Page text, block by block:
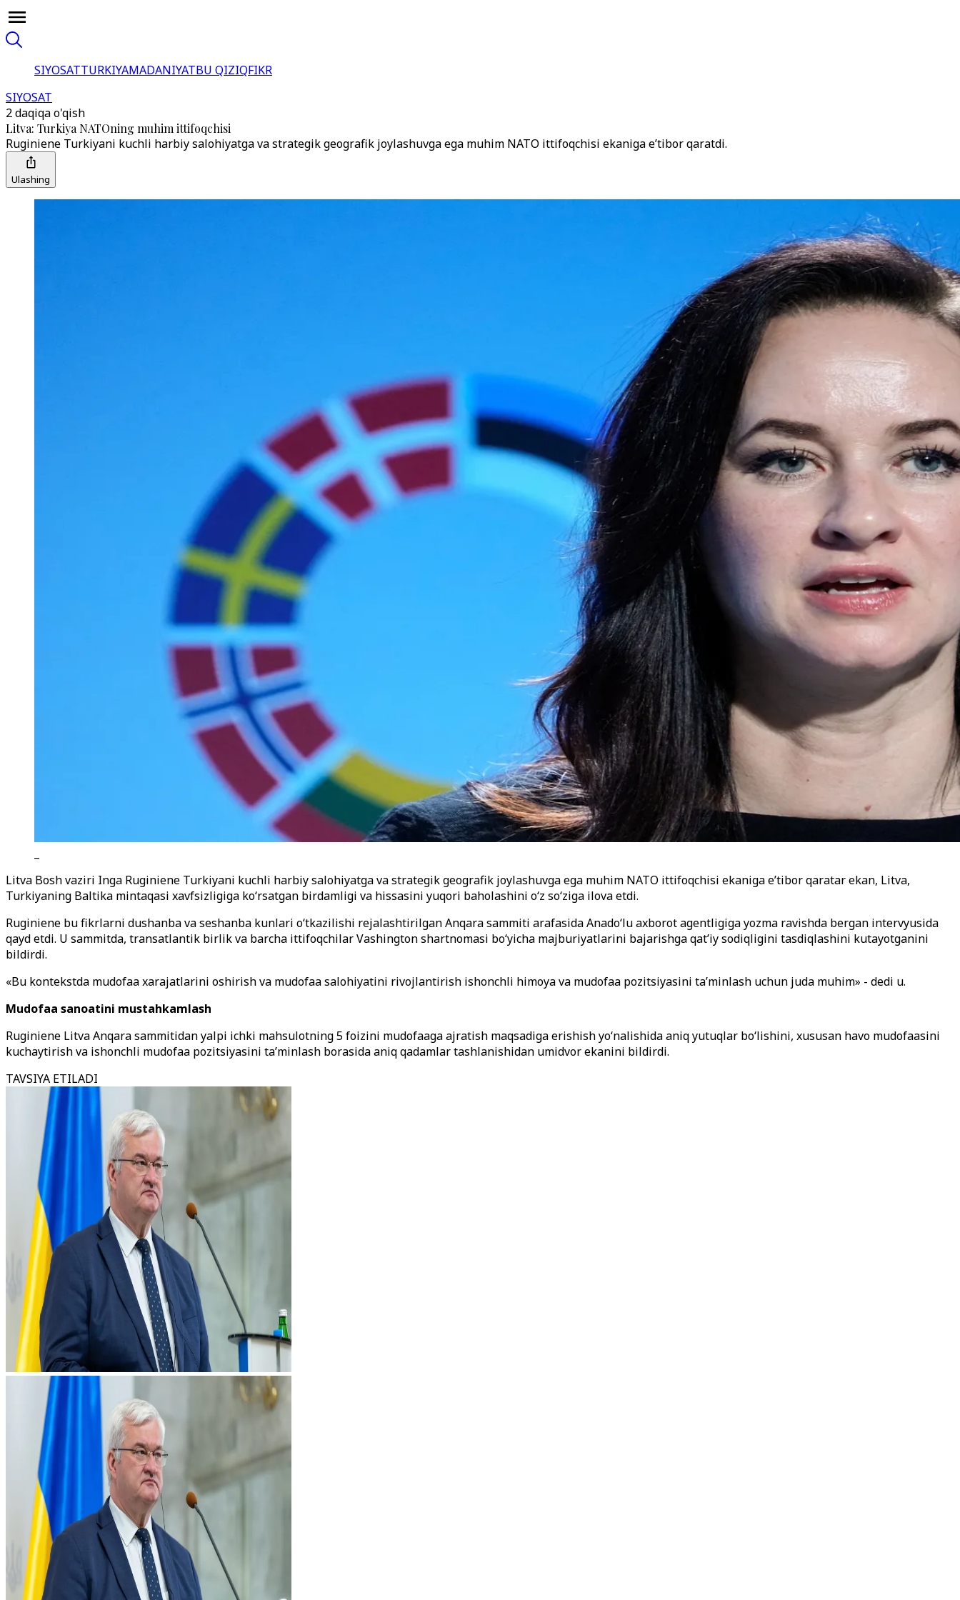
SIYOSATTURKIYAMADANIYATBU QIZIQFIKR
SIYOSAT
2 daqiqa o'qish
Litva: Turkiya NATOning muhim ittifoqchisi
Ruginiene Turkiyani kuchli harbiy salohiyatga va strategik geografik joylashuvga ega muhim NATO ittifoqchisi ekaniga e’tibor qaratdi.
Ulashing
Litva Bosh vaziri Inga Ruginiene Turkiyani kuchli harbiy salohiyatga va strategik geografik joylashuvga ega muhim NATO ittifoqchisi ekaniga e’tibor qaratar ekan, Litva,
Turkiyaning Baltika mintaqasi xavfsizligiga ko‘rsatgan birdamligi va hissasini yuqori baholashini o‘z so‘ziga ilova etdi.
Ruginiene bu fikrlarni dushanba va seshanba kunlari o‘tkazilishi rejalashtirilgan Anqara sammiti arafasida Anado‘lu axborot agentligiga yozma ravishda bergan intervyusida
qayd etdi. U sammitda, transatlantik birlik va barcha ittifoqchilar Vashington shartnomasi bo‘yicha majburiyatlarini bajarishga qat’iy sodiqligini tasdiqlashini kutayotganini
bildirdi.
«Bu kontekstda mudofaa xarajatlarini oshirish va mudofaa salohiyatini rivojlantirish ishonchli himoya va mudofaa pozitsiyasini ta’minlash uchun juda muhim» - dedi u.
Mudofaa sanoatini mustahkamlash
Ruginiene Litva Anqara sammitidan yalpi ichki mahsulotning 5 foizini mudofaaga ajratish maqsadiga erishish yo‘nalishida aniq yutuqlar bo‘lishini, xususan havo mudofaasini
kuchaytirish va ishonchli mudofaa pozitsiyasini ta’minlash borasida aniq qadamlar tashlanishidan umidvor ekanini bildirdi.
TAVSIYA ETILADI